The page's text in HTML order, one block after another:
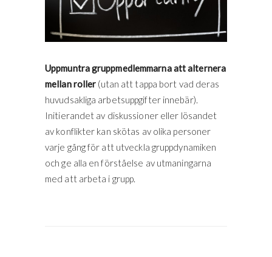
Uppmuntra gruppmedlemmarna att alternera
mellan roller (utan att tappa bort vad deras
huvudsakliga arbetsuppgifter innebär).
Initierandet av diskussioner eller lösandet
av konflikter kan skötas av olika personer
varje gång för att utveckla gruppdynamiken
och ge alla en förståelse av utmaningarna
med att arbeta i grupp.